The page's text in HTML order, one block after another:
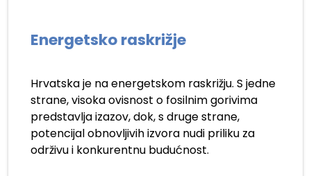
Energetsko raskrižje
Hrvatska je na energetskom raskrižju. S jedne
strane, visoka ovisnost o fosilnim gorivima
predstavlja izazov, dok, s druge strane,
potencijal obnovljivih izvora nudi priliku za
održivu i konkurentnu budućnost.